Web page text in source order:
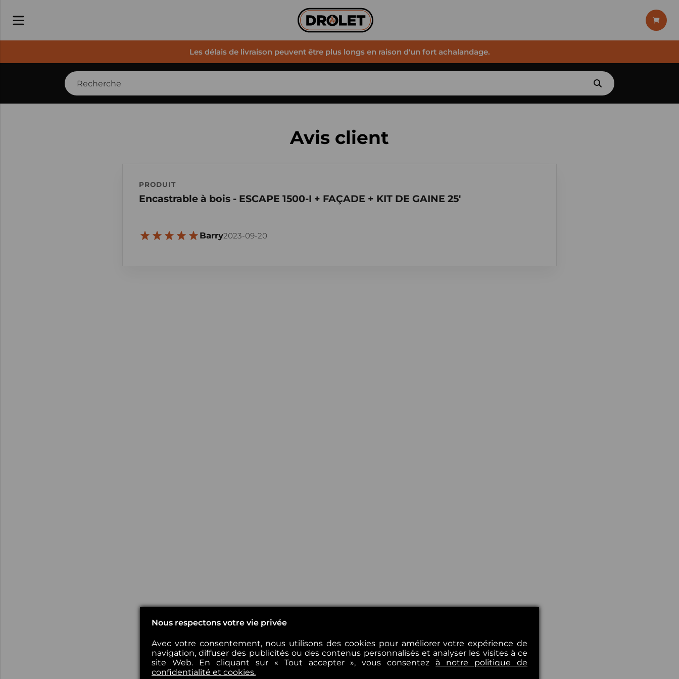
Les délais de livraison peuvent être plus longs en raison d'un fort achalandage.
Avis client
PRODUIT
Encastrable à bois - ESCAPE 1500-I + FAÇADE + KIT DE GAINE 25'
Barry2023-09-20
Nous respectons votre vie privée
Avec votre consentement, nous utilisons des cookies pour améliorer votre expérience de
navigation, diffuser des publicités ou des contenus personnalisés et analyser les visites à ce
site Web. En cliquant sur « Tout accepter », vous consentez à notre politique de
confidentialité et cookies.